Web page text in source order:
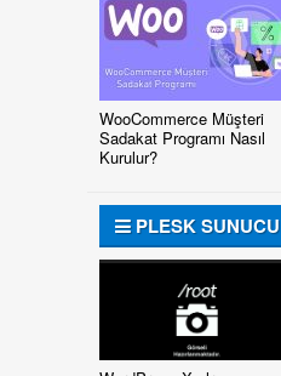
WooCommerce Müşteri
Sadakat Programı Nasıl
Kurulur?
PLESK SUNUCU